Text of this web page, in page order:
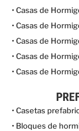
• Casas de
• Casas de
• Casas de
• Casas de
• Casas de
• Casetas
• Bloques de